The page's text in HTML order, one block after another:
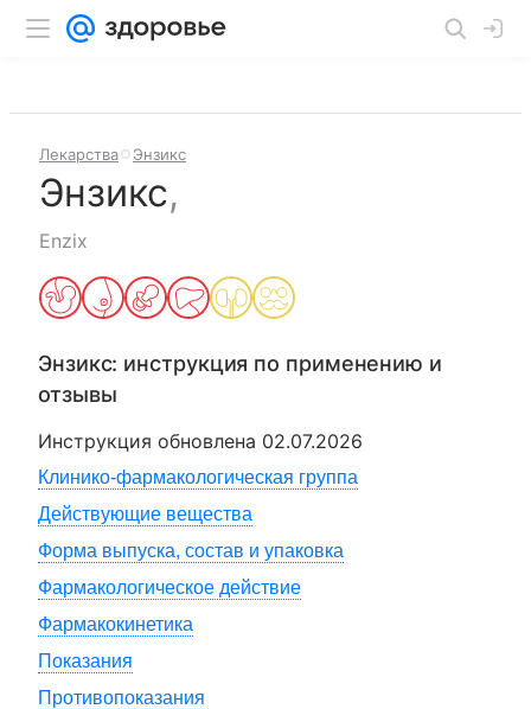
Лекарства Энзикс
Энзикс,
Enzix
Энзикс: инструкция по применению и
отзывы
Инструкция обновлена 02.07.2026
Клинико-фармакологическая группа
Действующие вещества
Форма выпуска, состав и упаковка
Фармакологическое действие
Фармакокинетика
Показания
Противопоказания